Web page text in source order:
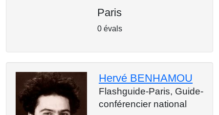
Paris
0 évals
Hervé BENHAMOU
Flashguide-Paris, Guide-
conférencier national